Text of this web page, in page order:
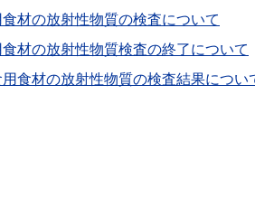
材の放射性物質の検査について
材の放射性物質検査の終了について
食材の放射性物質の検査結果につい